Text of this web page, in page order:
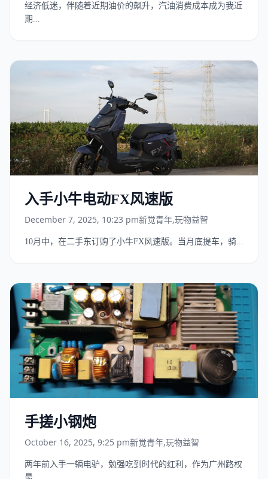
经济低迷，伴随着近期油价的飙升，汽油消费成本成为我近
期...
入手小牛电动FX风速版
December 7, 2025, 10:23 pm新觉青年,玩物益智
10月中，在二手东订购了小牛FX风速版。当月底提车，骑...
手搓小钢炮
October 16, 2025, 9:25 pm新觉青年,玩物益智
两年前入手一辆电驴，勉强吃到时代的红利，作为广州路权